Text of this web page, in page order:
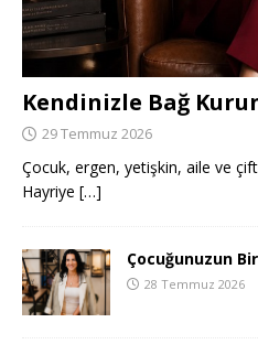
Kendinizle Bağ
29 Temmuz 2026
Çocuk, ergen, yetişkin, aile ve
Hayriye […]
Çocuğunuzun
28 Temmuz 2026